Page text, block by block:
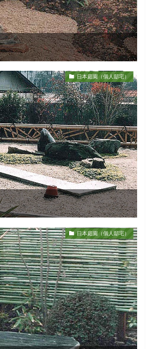
日本庭園（個人邸宅）
日本庭園（個人邸宅）